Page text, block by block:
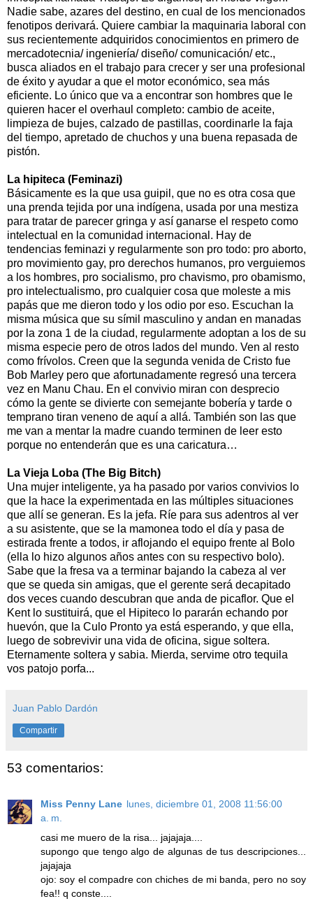
Nadie sabe, azares del destino, en cual de los mencionados
fenotipos derivará. Quiere cambiar la maquinaria laboral con
sus recientemente adquiridos conocimientos en primero de
mercadotecnia/ ingeniería/ diseño/ comunicación/ etc.,
busca aliados en el trabajo para crecer y ser una profesional
de éxito y ayudar a que el motor económico, sea más
eficiente. Lo único que va a encontrar son hombres que le
quieren hacer el overhaul completo: cambio de aceite,
limpieza de bujes, calzado de pastillas, coordinarle la faja
del tiempo, apretado de chuchos y una buena repasada de
pistón.
La hipiteca (Feminazi)
Básicamente es la que usa guipil, que no es otra cosa que
una prenda tejida por una indígena, usada por una mestiza
para tratar de parecer gringa y así ganarse el respeto como
intelectual en la comunidad internacional. Hay de
tendencias feminazi y regularmente son pro todo: pro aborto,
pro movimiento gay, pro derechos humanos, pro verguiemos
a los hombres, pro socialismo, pro chavismo, pro obamismo,
pro intelectualismo, pro cualquier cosa que moleste a mis
papás que me dieron todo y los odio por eso. Escuchan la
misma música que su símil masculino y andan en manadas
por la zona 1 de la ciudad, regularmente adoptan a los de su
misma especie pero de otros lados del mundo. Ven al resto
como frívolos. Creen que la segunda venida de Cristo fue
Bob Marley pero que afortunadamente regresó una tercera
vez en Manu Chau. En el convivio miran con desprecio
cómo la gente se divierte con semejante bobería y tarde o
temprano tiran veneno de aquí a allá. También son las que
me van a mentar la madre cuando terminen de leer esto
porque no entenderán que es una caricatura…
La Vieja Loba (The Big Bitch)
Una mujer inteligente, ya ha pasado por varios convivios lo
que la hace la experimentada en las múltiples situaciones
que allí se generan. Es la jefa. Ríe para sus adentros al ver
a su asistente, que se la mamonea todo el día y pasa de
estirada frente a todos, ir aflojando el equipo frente al Bolo
(ella lo hizo algunos años antes con su respectivo bolo).
Sabe que la fresa va a terminar bajando la cabeza al ver
que se queda sin amigas, que el gerente será decapitado
dos veces cuando descubran que anda de picaflor. Que el
Kent lo sustituirá, que el Hipiteco lo pararán echando por
huevón, que la Culo Pronto ya está esperando, y que ella,
luego de sobrevivir una vida de oficina, sigue soltera.
Eternamente soltera y sabia. Mierda, servime otro tequila
vos patojo porfa...
Juan Pablo Dardón
Compartir
53 comentarios:
Miss Penny Lane lunes, diciembre 01, 2008 11:56:00
a. m.
casi me muero de la risa... jajajaja....
supongo que tengo algo de algunas de tus descripciones...
jajajaja
ojo: soy el compadre con chiches de mi banda, pero no soy
fea!! q conste....